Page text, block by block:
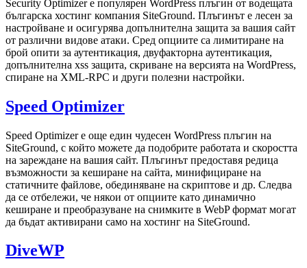
Security Optimizer е популярен WordPress плъгин от водещата
българска хостинг компания SiteGround. Плъгинът е лесен за
настройване и осигурява допълнителна защита за вашия сайт
от различни видове атаки. Сред опциите са лимитиране на
брой опити за аутентикация, двуфакторна аутентикация,
допълнителна xss защита, скриване на версията на WordPress,
спиране на XML-RPC и други полезни настройки.
Speed Optimizer
Speed Optimizer е още един чудесен WordPress плъгин на
SiteGround, с който можете да подобрите работата и скоростта
на зареждане на вашия сайт. Плъгинът предоставя редица
възможности за кеширане на сайта, минифициране на
статичните файлове, обединяване на скриптове и др. Следва
да се отбележи, че някои от опциите като динамично
кеширане и преобразуване на снимките в WebP формат могат
да бъдат активирани само на хостинг на SiteGround.
DiveWP